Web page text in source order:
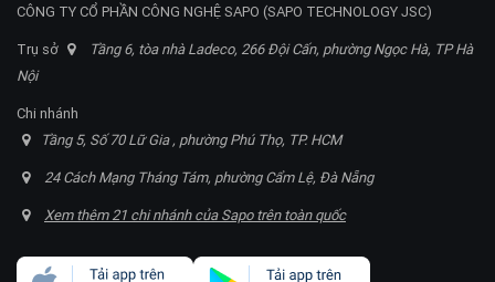
CÔNG TY CỔ PHẦN CÔNG NGHỆ SAPO (SAPO TECHNOLOGY JSC)
Trụ sở
Tầng 6, tòa nhà Ladeco, 266 Đội Cấn, phường Ngọc Hà, TP Hà
Nội
Chi nhánh
Tầng 5, Số 70 Lữ Gia , phường Phú Thọ, TP. HCM
24 Cách Mạng Tháng Tám, phường Cẩm Lệ, Đà Nẵng
Xem thêm 21 chi nhánh của Sapo trên toàn quốc